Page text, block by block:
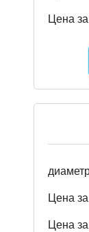
Цена
Цена
Цена